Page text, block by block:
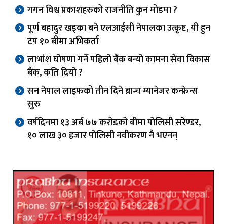
गगन विश्व प्रकाशहरुको राजनीति कुन मोडमा ?
पूर्ण बहादुर खड्का बने एलआईसी नेपालका उत्कृष्ट, यी हुन
टप १० बीमा अभिकर्ता
लाभांश घोषणा गर्ने पहिलो बैंक बन्यो कामना सेवा विकास
बैंक, कति दियो ?
सन नेपाल लाइफको तीन दिने ब्रान्च म्यानेजर कन्फ्रेन्स
सुरु
वर्षदिनमा १३ अर्ब ७७ करोडको बीमा पोलिसी सरेण्डर,
१० लाख ३० हजार पोलिसी नवीकरण नै भएनन्